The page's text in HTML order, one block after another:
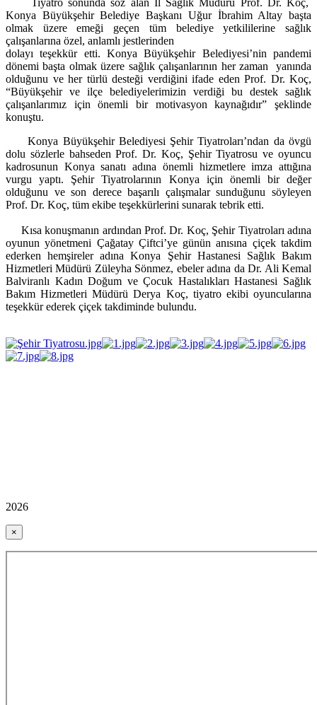
Tiyatro sonunda söz alan İl Sağlık Müdürü Prof. Dr. Koç,
Konya Büyükşehir Belediye Başkanı Uğur İbrahim Altay başta
olmak üzere emeği geçen tüm belediye yetkililerine sağlık
çalışanlarına özel, anlamlı jestlerinden
dolayı teşekkür etti. Konya Büyükşehir Belediyesi’nin pandemi
dönemi başta olmak üzere sağlık çalışanlarının her zaman
yanında
olduğunu ve her türlü desteği verdiğini ifade eden Prof. Dr. Koç,
“Büyükşehir ve ilçe belediyelerimizin verdiği bu destek sağlık
çalışanlarımız için önemli bir motivasyon kaynağıdır” şeklinde
konuştu.
Konya Büyükşehir Belediyesi Şehir Tiyatroları’ndan da övgü
dolu sözlerle bahseden Prof. Dr. Koç, Şehir Tiyatrosu ve oyuncu
kadrosunun Konya sanatı adına önemli hizmetlere imza attığına
vurgu yaptı. Şehir Tiyatrolarının Konya için önemli bir değer
olduğunu ve son derece başarılı çalışmalar sunduğunu söyleyen
Prof. Dr. Koç, tüm ekibe teşekkürlerini sunarak tebrik etti.
Kısa konuşmanın ardından Prof. Dr. Koç, Şehir Tiyatroları adına
oyunun yönetmeni Çağatay Çiftci’ye günün anısına çiçek takdim
ederken hemşireler adına Konya Şehir Hastanesi Sağlık Bakım
Hizmetleri Müdürü Züleyha Sönmez, ebeler adına da Dr. Ali Kemal
Balviranlı Kadın Doğum ve Çocuk Hastalıkları Hastanesi Sağlık
Bakım Hizmetleri Müdürü Derya Koç, tiyatro ekibi oyuncularına
teşekkür ederek çiçek takdiminde bulundu.
2026
×